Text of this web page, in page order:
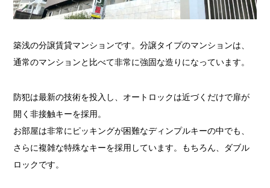
築浅の分譲賃貸マンションです。分譲タイプのマンションは、
通常のマンションと比べて非常に強固な造りになっています。
防犯は最新の技術を投入し、オートロックは近づくだけで扉が
開く非接触キーを採用。
お部屋は非常にピッキングが困難なディンプルキーの中でも、
さらに複雑な特殊なキーを採用しています。もちろん、ダブル
ロックです。